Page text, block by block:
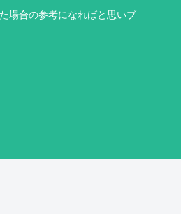
場合の参考になればと思いブ